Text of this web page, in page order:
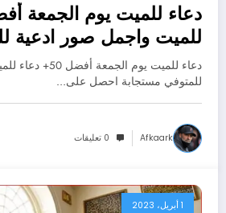
للميت واجمل صور ادعية
مستجابة
دعاء للميت يوم
للمتوفي مستجابة احصل على…
Afkaark 0 تعليقات
1 أبريل، 2023